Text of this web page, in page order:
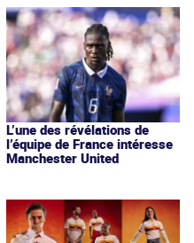
L’une des révélations de
l’équipe de France intéresse
Manchester United